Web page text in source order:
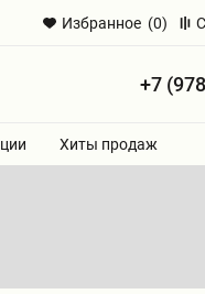
Избранное (0)
+7
Хиты продаж